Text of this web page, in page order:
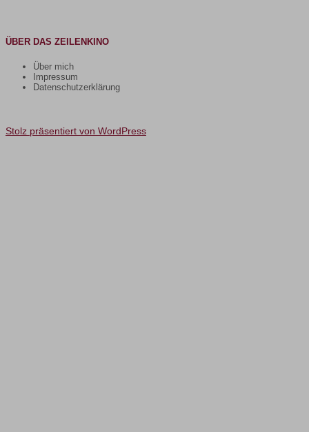
ÜBER DAS ZEILENKINO
Über mich
Impressum
Datenschutzerklärung
Stolz präsentiert von WordPress